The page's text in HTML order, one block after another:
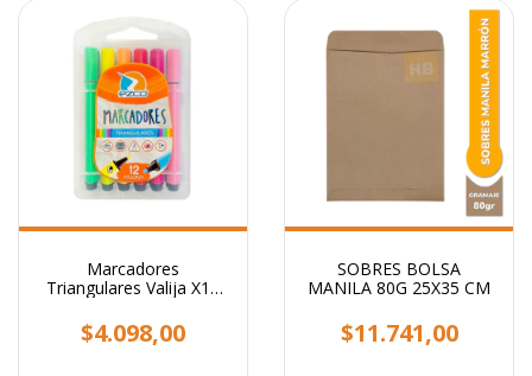
Marcadores
Triangulares Valija X12
$4.098,00
SOBRES BOLSA
MANILA 80G 25X35 CM
$11.741,00